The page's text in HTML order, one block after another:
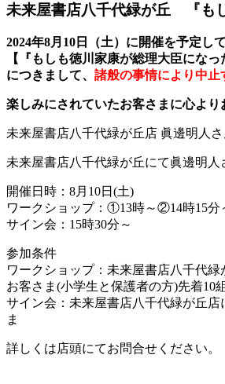
未来屋書店八千代緑が丘 『も
2024年8月 10 日（土）に開催を予定し
【『もしも徳川家康が総理大臣にな
につきまして、 諸般の事情により中止
楽しみにされていたお客さまに心より
未来屋書店八千代緑が丘店 眞邊明人
未来屋書店八千代緑が丘にて眞邊明
開催日時：8月10日(土)
ワークショップ：①13時～②14時15分
サイン会：15時30分～
参加条件
ワークショップ：未来屋書店八千代
お客さま(小学生と保護者の方)先着10
サイン会：未来屋書店八千代緑が丘
ま
詳しくは店頭にてお問合せください。